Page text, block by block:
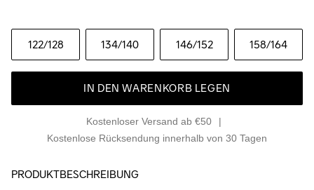
122/128 134/140 146/152 158/164
IN DEN WARENKORB LEGEN
Kostenloser Versand ab €50
Kostenlose Rücksendung innerhalb von 30 Tagen
PRODUKTBESCHREIBUNG